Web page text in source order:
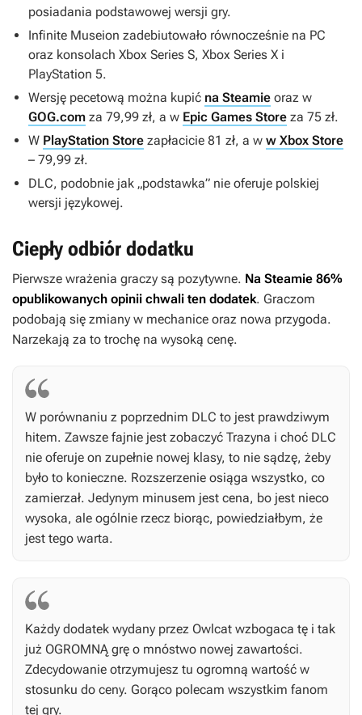
posiadania podstawowej wersji gry.
Infinite Museion zadebiutowało równocześnie na PC
oraz konsolach Xbox Series S, Xbox Series X i
PlayStation 5.
Wersję pecetową można kupić na Steamie oraz w
GOG.com za 79,99 zł, a w Epic Games Store za 75 zł.
W PlayStation Store zapłacicie 81 zł, a w w Xbox Store
– 79,99 zł.
DLC, podobnie jak „podstawka” nie oferuje polskiej
wersji językowej.
Ciepły odbiór dodatku
Pierwsze wrażenia graczy są pozytywne. Na Steamie 86%
opublikowanych opinii chwali ten dodatek. Graczom
podobają się zmiany w mechanice oraz nowa przygoda.
Narzekają za to trochę na wysoką cenę.
W porównaniu z poprzednim DLC to jest prawdziwym
hitem. Zawsze fajnie jest zobaczyć Trazyna i choć DLC
nie oferuje on zupełnie nowej klasy, to nie sądzę, żeby
było to konieczne. Rozszerzenie osiąga wszystko, co
zamierzał. Jedynym minusem jest cena, bo jest nieco
wysoka, ale ogólnie rzecz biorąc, powiedziałbym, że
jest tego warta.
Każdy dodatek wydany przez Owlcat wzbogaca tę i tak
już OGROMNĄ grę o mnóstwo nowej zawartości.
Zdecydowanie otrzymujesz tu ogromną wartość w
stosunku do ceny. Gorąco polecam wszystkim fanom
tej gry.